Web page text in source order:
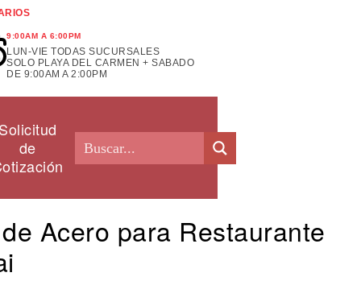
9:00AM A 6:00PM
LUN-VIE TODAS SUCURSALES
SOLO PLAYA DEL CARMEN + SABADO
DE 9:00AM A 2:00PM
Solicitud
de
Acero para Restaurante